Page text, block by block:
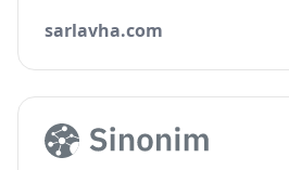
sarlavha.com